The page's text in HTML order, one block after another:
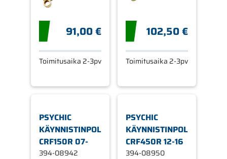
91,00 €
Toimitusaika 2-3pv
102,50 €
Toimitusaika 2-3pv
PSYCHIC
KÄYNNISTINPOLJIN
CRF150R 07-
394-08942
PSYCHIC
KÄYNNISTINPOLJIN
CRF450R 12-16
394-08950